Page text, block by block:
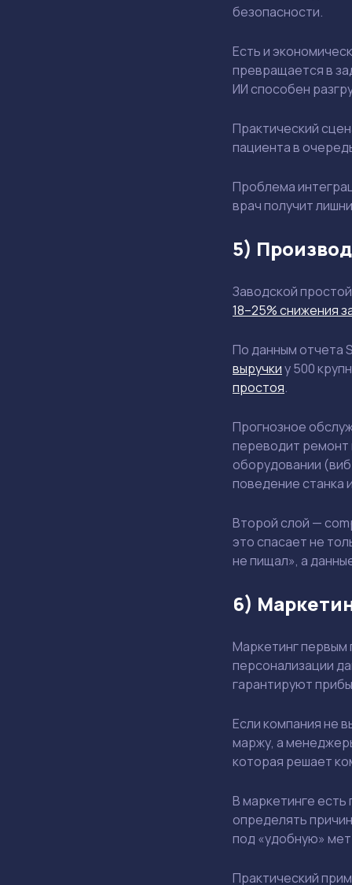
безопасности.
Есть и
превращается в
ИИ способен
Практический
пациента в
Проблема
врач получит
5)
Заводской
18–25% снижения
По данным отчета
выручкиу 500
простоя.​
Прогнозное
переводит ремонт
оборудовании
поведение станка
Второй слой —
это спасает не
не пищал», а
6)
Маркетинг первым
персонализации
гарантируют
Если компания не
маржу, а
которая решает
В маркетинге
определять
под «удобную»
Практический